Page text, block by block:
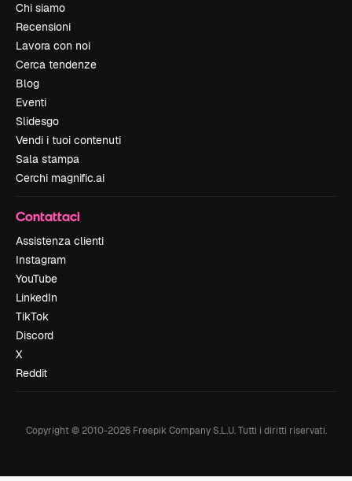
Chi siamo
Recensioni
Lavora con noi
Cerca tendenze
Blog
Eventi
Slidesgo
Vendi i tuoi contenuti
Sala stampa
Cerchi magnific.ai
Contattaci
Assistenza clienti
Instagram
YouTube
LinkedIn
TikTok
Discord
X
Reddit
Copyright © 2010-2026Freepik Company S.L.U. Tutti i diritti riservati.